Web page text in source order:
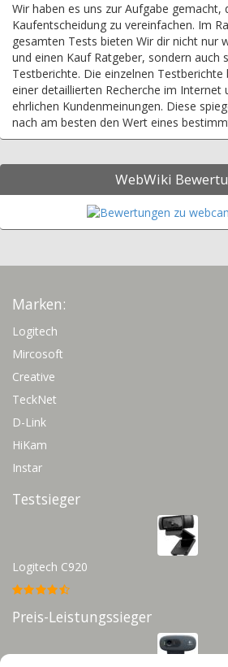
Wir haben es uns zur Aufgabe gemacht,
Kaufentscheidung zu vereinfachen. Im
gesamten Tests bieten Wir dir nicht nur
und einen Kauf Ratgeber, sondern auch
Testberichte. Die einzelnen Testberichte
einer detaillierten Recherche im Internet
ehrlichen Kundenmeinungen. Diese
nach am besten den Wert eines
WebWiki
Marken:
Logitech
Mircosoft
Creative
TeckNet
D-Link
HiKam
Instar
Testsieger
Logitech C920
Preis-Leistungssieger